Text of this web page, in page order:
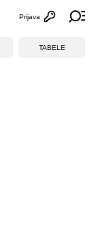
Otvori
Prijava
TABELE